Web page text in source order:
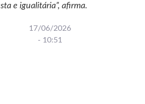
e igualitária”, afirma.
17/06/2026
- 10:51